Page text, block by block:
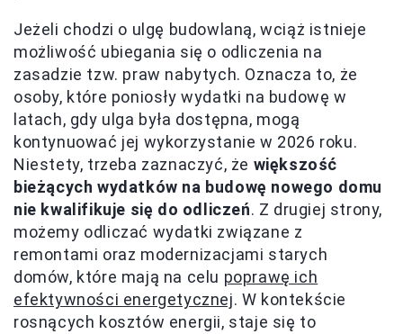
Jeżeli chodzi o ulgę budowlaną, wciąż istnieje
możliwość ubiegania się o odliczenia na
zasadzie tzw. praw nabytych. Oznacza to, że
osoby, które poniosły wydatki na budowę w
latach, gdy ulga była dostępna, mogą
kontynuować jej wykorzystanie w 2026 roku.
Niestety, trzeba zaznaczyć, że większość
bieżących wydatków na budowę nowego domu
nie kwalifikuje się do odliczeń. Z drugiej strony,
możemy odliczać wydatki związane z
remontami oraz modernizacjami starych
domów, które mają na celu poprawę ich
efektywności energetycznej. W kontekście
rosnących kosztów energii, staje się to